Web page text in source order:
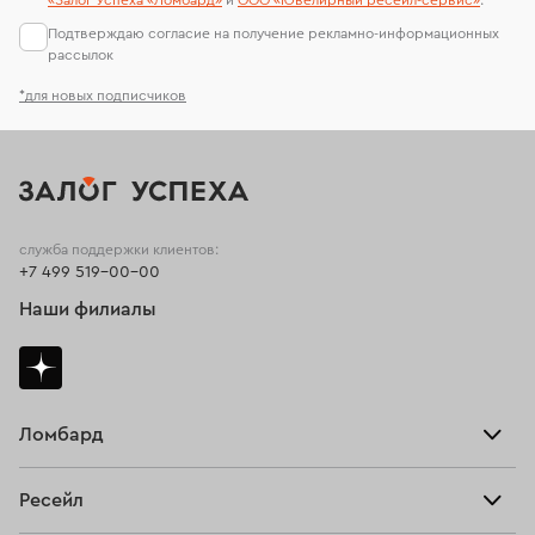
*для новых подписчиков
Подтверждаю согласие на получение рекламно-информационных
рассылок
Ломбард
Ресейл
служба поддержки клиентов:
+7 499 519-00-00
Наши филиалы